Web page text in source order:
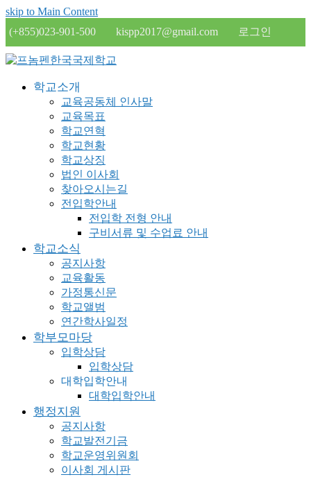
skip to Main Content
(+855)023-901-500
kispp2017@gmail.com 로그인
학교소개
교육공동체 인사말
교육목표
학교연혁
학교현황
학교상징
법인 이사회
찾아오시는길
전입학안내
전입학 전형 안내
구비서류 및 수업료 안내
학교소식
공지사항
교육활동
가정통신문
학교앨범
연간학사일정
학부모마당
입학상담
입학상담
대학입학안내
대학입학안내
행정지원
공지사항
학교발전기금
학교운영위원회
이사회 게시판